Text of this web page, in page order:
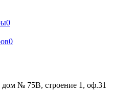
0
0
дом № 75В, строение 1, оф.31